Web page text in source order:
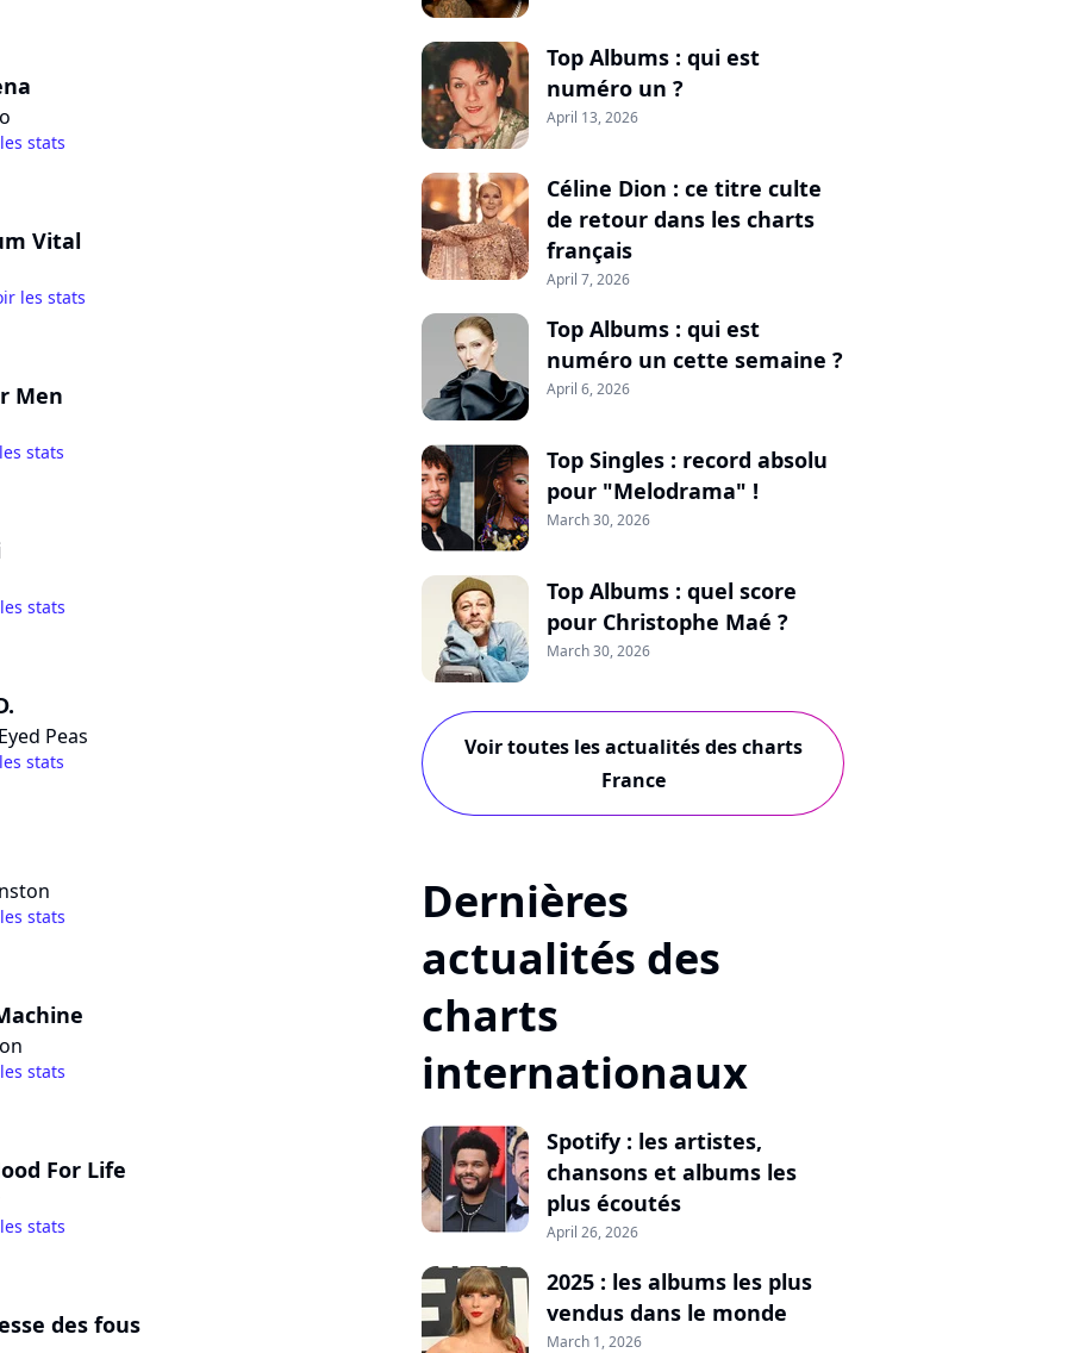
stats
Vital
les stats
Men
stats
stats
Peas
stats
stats
stats
For Life
stats
des fous
Top Albums : qui est
numéro un ?
April 13, 2026
Céline Dion : ce titre culte
de retour dans les charts
français
April 7, 2026
Top Albums : qui est
numéro un cette semaine ?
April 6, 2026
Top Singles : record absolu
pour "Melodrama" !
March 30, 2026
Top Albums : quel score
pour Christophe Maé ?
March 30, 2026
Voir toutes les actualités des charts
France
Dernières
actualités des
charts
internationaux
Spotify : les artistes,
chansons et albums les
plus écoutés
April 26, 2026
2025 : les albums les plus
vendus dans le monde
March 1, 2026